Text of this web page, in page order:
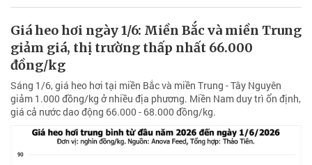
Giá heo hơi ngày 1/6: Miền Bắc và miền Trung
giảm giá, thị trường thấp nhất 66.000
đồng/kg
Sáng 1/6, giá heo hơi tại miền Bắc và miền Trung - Tây Nguyên
giảm 1.000 đồng/kg ở nhiều địa phương. Miền Nam duy trì ổn định,
giá cả nước dao động 66.000 - 68.000 đồng/kg.